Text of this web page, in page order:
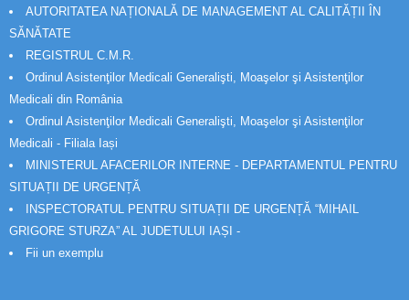
AUTORITATEA NAȚIONALĂ DE MANAGEMENT AL CALITĂȚII ÎN
SĂNĂTATE
REGISTRUL C.M.R.
Ordinul Asistenţilor Medicali Generalişti, Moaşelor şi Asistenţilor
Medicali din România
Ordinul Asistenţilor Medicali Generalişti, Moaşelor şi Asistenţilor
Medicali - Filiala Iași
MINISTERUL AFACERILOR INTERNE - DEPARTAMENTUL PENTRU
SITUAȚII DE URGENȚĂ
INSPECTORATUL PENTRU SITUAȚII DE URGENȚĂ “MIHAIL
GRIGORE STURZA” AL JUDETULUI IAȘI -
Fii un exemplu